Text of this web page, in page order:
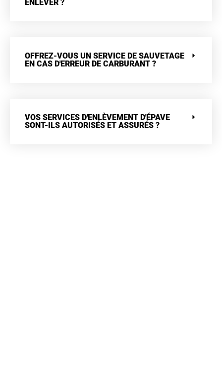
ENLEVER ?
OFFREZ-VOUS UN SERVICE DE SAUVETAGE
EN CAS D'ERREUR DE CARBURANT ?
VOS SERVICES D'ENLÈVEMENT D'ÉPAVE
SONT-ILS AUTORISÉS ET ASSURÉS ?